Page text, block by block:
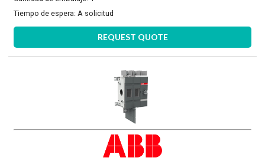
Tiempo de espera:A solicitud
REQUEST QUOTE